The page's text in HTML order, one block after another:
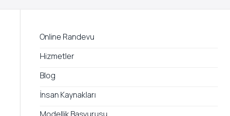
Online Randevu
Hizmetler
Blog
İnsan Kaynakları